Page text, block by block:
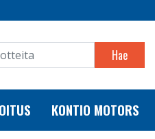
Hae
KONTIO MOTORS